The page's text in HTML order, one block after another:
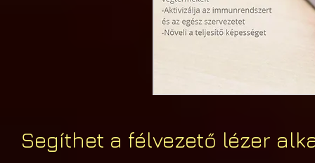
Segíthet a félvezető lézer